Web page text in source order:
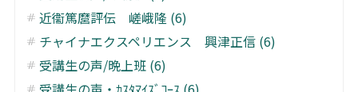
近衞篤麿評伝 嵯峨隆 (6)
チャイナエクスペリエンス 興津正信 (6)
受講生の声/晩上班 (6)